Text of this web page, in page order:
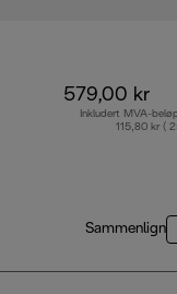
579,00 kr
Inkludert MVA-
115,80 kr (
Sammenlign